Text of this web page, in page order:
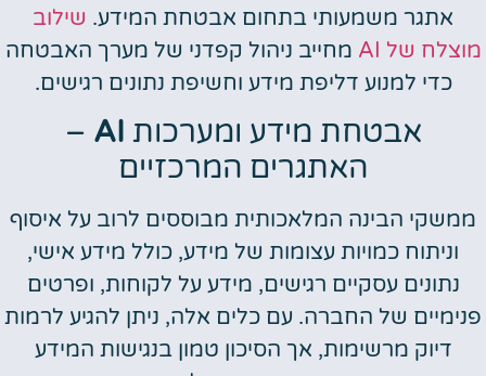
אתגר משמעותי בתחום אבטחת המידע. שילוב
מוצלח של AI
מחייב ניהול קפדני של מערך האבטחה
כדי למנוע דליפת מידע וחשיפת נתונים רגישים.
אבטחת מידע ומערכות AI
–
האתגרים המרכזיים
ממשקי הבינה המלאכותית מבוססים לרוב על איסוף
וניתוח כמויות עצומות של מידע, כולל מידע אישי,
נתונים עסקיים רגישים, מידע על לקוחות, ופרטים
פנימיים של החברה. עם כלים אלה, ניתן להגיע לרמות
דיוק מרשימות, אך הסיכון טמון בנגישות המידע